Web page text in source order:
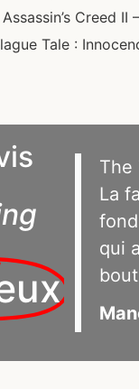
Creed II
Tale :
The
La
qui